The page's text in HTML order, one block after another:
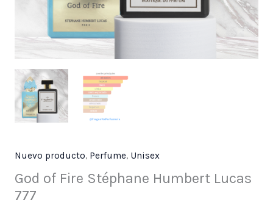
Nuevo producto, Perfume, Unisex
God of Fire Stéphane Humbert Lucas
777